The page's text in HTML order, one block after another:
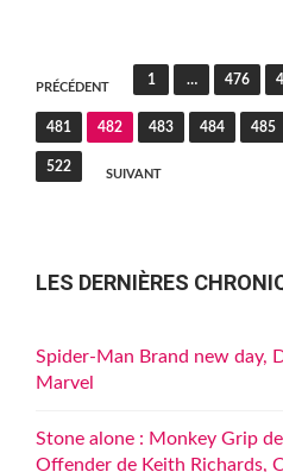
Pagination
des
publications
PRÉCÉDENT
1 … 476
481 482 483 484 485
522
SUIVANT
LES DERNIÈRES
Spider-Man Brand new day,
Marvel
Stone alone : Monkey Grip
Offender de Keith Richards,